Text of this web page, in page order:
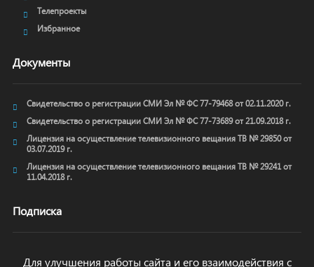
Телепроекты
Избранное
Документы
Свидетельство о регистрации СМИ Эл № ФС 77-79468 от 02.11.2020 г.
Свидетельство о регистрации СМИ Эл № ФС 77-73689 от 21.09.2018 г.
Лицензия на осуществление телевизионного вещания ТВ № 29850 от
03.07.2019 г.
Лицензия на осуществление телевизионного вещания ТВ № 29241 от
11.04.2018 г.
Подписка
Для улучшения работы сайта и его взаимодействия с